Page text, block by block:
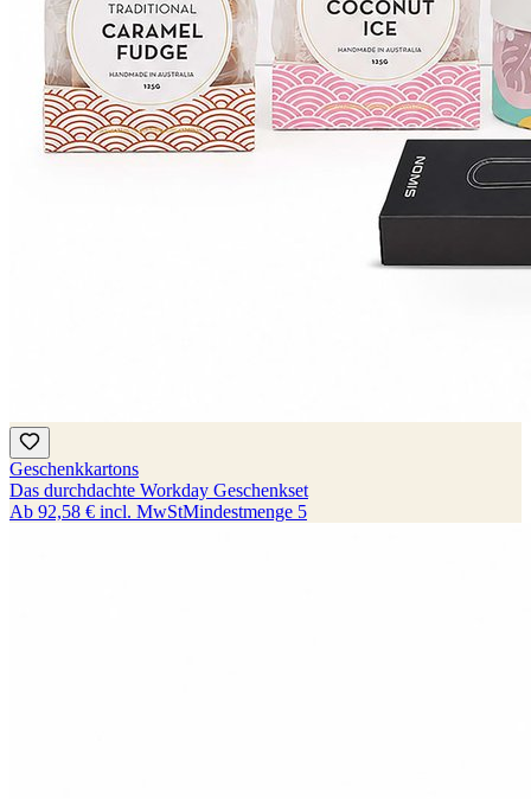
Geschenkkartons
Das durchdachte Workday Geschenkset
Ab 92,58 € incl. MwStMindestmenge 5